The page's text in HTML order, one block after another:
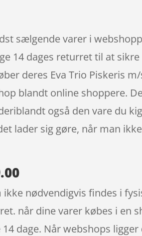
sælgende varer i
14 dages returret til at
deres Eva Trio Piskeris
blandt online shoppere.
også den vare du
lader sig gøre, når man
nødvendigvis findes i
når dine varer købes i en
dage. Når webshops